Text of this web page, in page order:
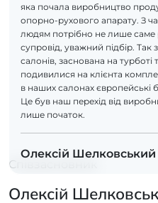
яка почала виробництво
опорно-рухового апарату. З
людям потрібно не лише саме
супровід, уважний підбір.
салонів, заснована на
подивилися на клієнта
в наших салонах європейські
Це був наш перехід від
лише початок.
Олексій Шелковський
Співзасновник
Олексій